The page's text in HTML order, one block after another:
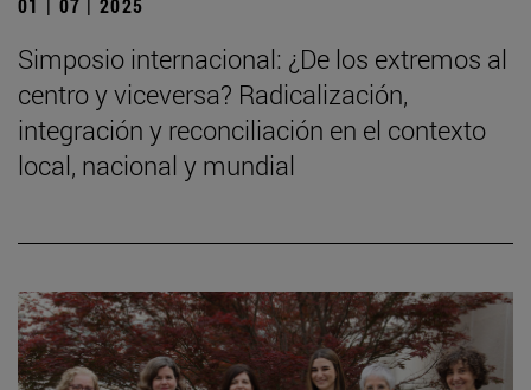
01 | 07 | 2025
Simposio internacional: ¿De los extremos al
centro y viceversa? Radicalización,
integración y reconciliación en el contexto
local, nacional y mundial